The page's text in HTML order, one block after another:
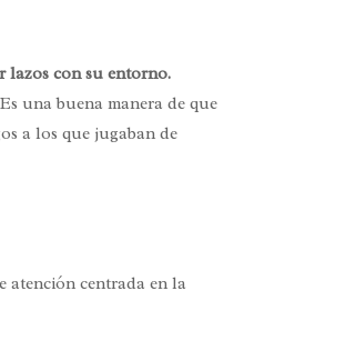
lazos con su entorno.
una buena manera de que
a los que jugaban de
atención centrada en la